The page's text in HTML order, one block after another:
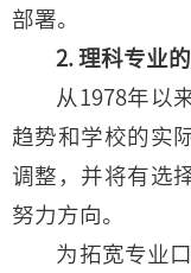
部署。
2. 理科专业
从1978年以
趋势和学校的实
调整，并将有选
努力方向。
为拓宽专业